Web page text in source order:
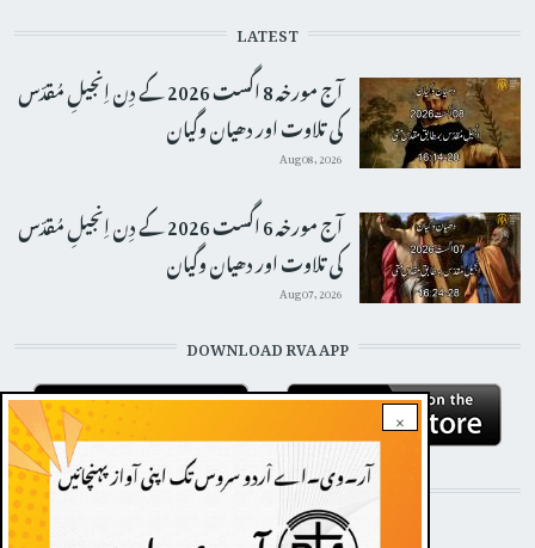
×
LATEST
آج مورخہ 8 اگست 2026 کے دِن اِنجیلِ مُقدّس
کی تلاوت اور دھیان وگیان
Aug 08, 2026
آج مورخہ 6 اگست 2026 کے دِن اِنجیلِ مُقدّس
کی تلاوت اور دھیان وگیان
Aug 07, 2026
DOWNLOAD RVA APP
STAY CONNECTED WITH US!